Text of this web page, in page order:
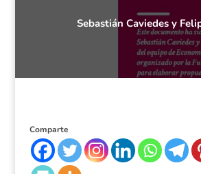
Sebastián Caviedes y
Comparte